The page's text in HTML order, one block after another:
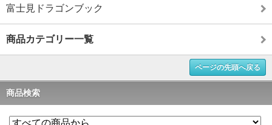
富士見ドラゴンブック
商品カテゴリー一覧
ページの先頭へ戻る
商品検索